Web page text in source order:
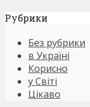
Рубрики
Без рубрики
в Україні
Корисно
у Світі
Цікаво